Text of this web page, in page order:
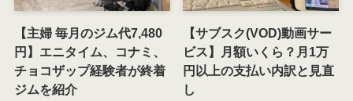
【主婦 毎月のジム代7,480
円】エニタイム、コナミ、
チョコザップ経験者が終着
ジムを紹介
【サブスク(VOD)動画サー
ビス】月額いくら？月1万
円以上の支払い内訳と見直
し